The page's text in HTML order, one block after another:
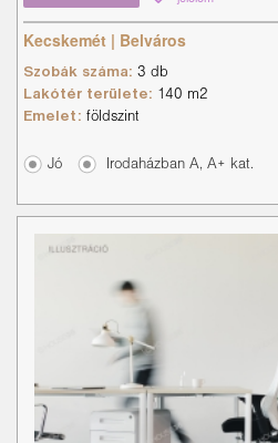
Kecskemét | Belváros
Szobák száma: 3 db
Lakótér területe: 140 m2
Emelet: földszint
Jó Irodaházban A, A+ kat.